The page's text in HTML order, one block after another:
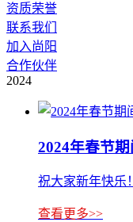
资质荣誉
联系我们
加入尚阳
合作伙伴
2024
2024年春节
祝大家新年快乐！
查看更多>>